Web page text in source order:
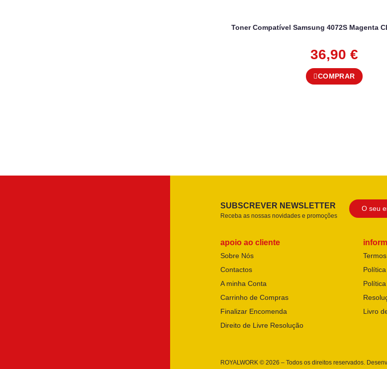
Toner Compatível Samsung 4072S Magenta
36,90 €
COMPRAR
SUBSCREVER NEWSLETTER
Receba as nossas novidades e promoções
apoio ao cliente
Sobre Nós
Contactos
A minha Conta
Carrinho de Compras
Finalizar Encomenda
Direito de Livre Resolução
Livro
ROYALWORK © 2026 – Todos os direitos reservados.